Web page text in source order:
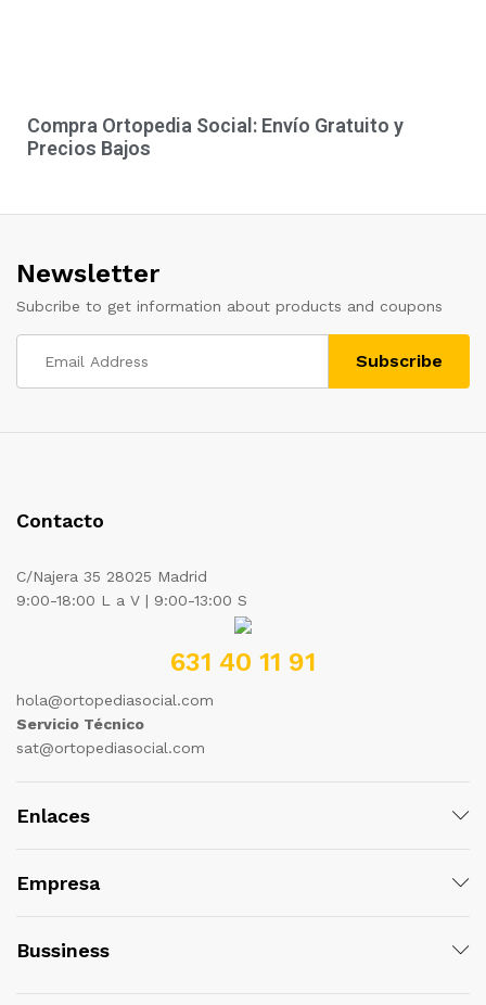
Compra Ortopedia Social: Envío Gratuito y
Precios Bajos
Newsletter
Subcribe to get information about products and coupons
Contacto
C/Najera 35 28025 Madrid
9:00-18:00 L a V | 9:00-13:00 S
631 40 11 91
hola@ortopediasocial.com
Servicio Técnico
sat@ortopediasocial.com
Enlaces
Empresa
Bussiness